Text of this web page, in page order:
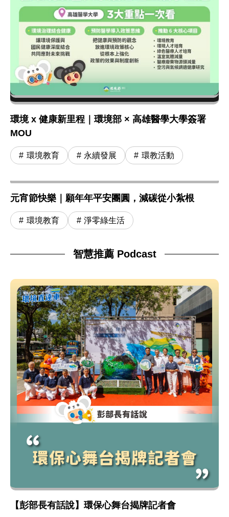
環境 x 健康新里程｜環境部 × 高雄醫學大學簽署
MOU
環境教育 永續發展 環教活動
元宵節快樂｜願年年平安團圓，減碳從小紮根
環境教育 淨零綠生活
智慧推薦 Podcast
【彭部長有話說】環保心舞台揭牌記者會